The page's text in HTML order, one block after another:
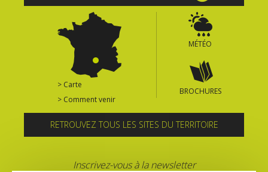
> Carte
> Comment venir
MÉTÉO
BROCHURES
RETROUVEZ TOUS LES SITES DU TERRITOIRE
Inscrivez-vous à la newsletter